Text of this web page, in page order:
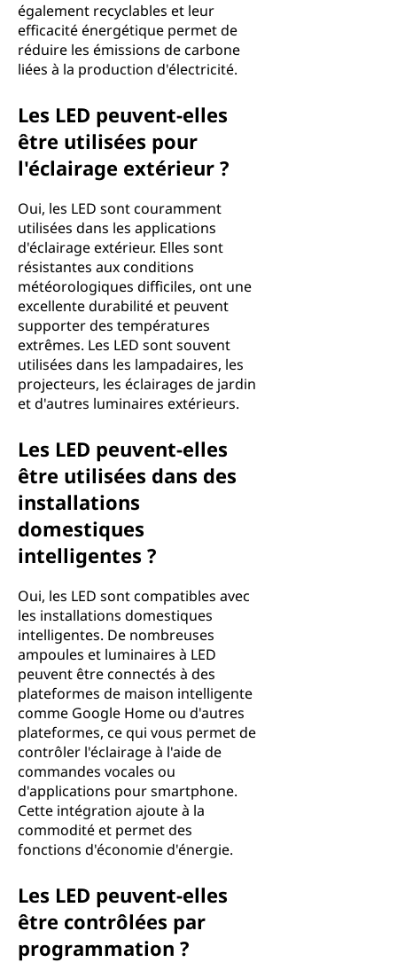
également recyclables et leur
efficacité énergétique permet de
réduire les émissions de carbone
liées à la production d'électricité.
Les LED peuvent-elles
être utilisées pour
l'éclairage extérieur ?
Oui, les LED sont couramment
utilisées dans les applications
d'éclairage extérieur. Elles sont
résistantes aux conditions
météorologiques difficiles, ont une
excellente durabilité et peuvent
supporter des températures
extrêmes. Les LED sont souvent
utilisées dans les lampadaires, les
projecteurs, les éclairages de jardin
et d'autres luminaires extérieurs.
Les LED peuvent-elles
être utilisées dans des
installations
domestiques
intelligentes ?
Oui, les LED sont compatibles avec
les installations domestiques
intelligentes. De nombreuses
ampoules et luminaires à LED
peuvent être connectés à des
plateformes de maison intelligente
comme Google Home ou d'autres
plateformes, ce qui vous permet de
contrôler l'éclairage à l'aide de
commandes vocales ou
d'applications pour smartphone.
Cette intégration ajoute à la
commodité et permet des
fonctions d'économie d'énergie.
Les LED peuvent-elles
être contrôlées par
programmation ?